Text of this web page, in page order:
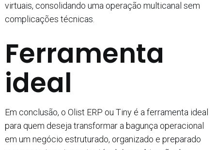
virtuais, consolidando uma operação multicanal sem
complicações técnicas.​
Ferramenta
ideal
Em conclusão, o Olist ERP ou Tiny é a ferramenta ideal
para quem deseja transformar a bagunça operacional
em um negócio estruturado, organizado e preparado